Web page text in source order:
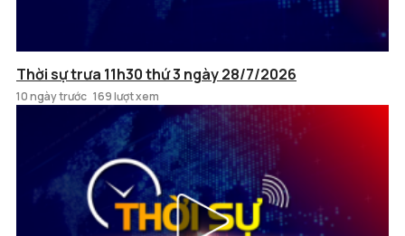
Thời sự trưa 11h30 thứ 3 ngày 28/7/2026
10 ngày trước 169 lượt xem